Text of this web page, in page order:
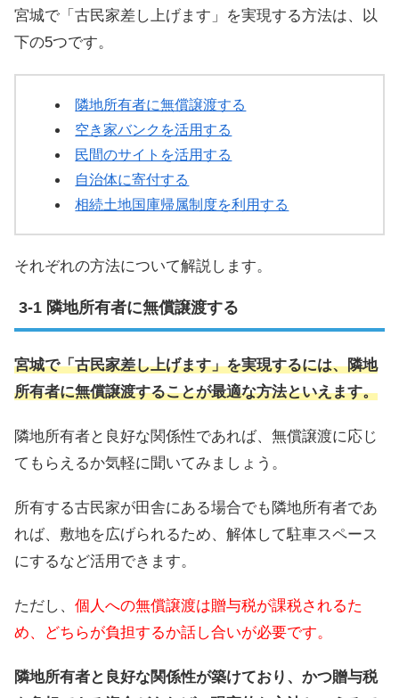
宮城で「古民家差し上げます」を実現する方法は、以
下の5つです。
隣地所有者に無償譲渡する
空き家バンクを活用する
民間のサイトを活用する
自治体に寄付する
相続土地国庫帰属制度を利用する
それぞれの方法について解説します。
隣地所有者に無償譲渡する
宮城で「古民家差し上げます」を実現するには、隣地
所有者に無償譲渡することが最適な方法といえます。
隣地所有者と良好な関係性であれば、無償譲渡に応じ
てもらえるか気軽に聞いてみましょう。
所有する古民家が田舎にある場合でも隣地所有者であ
れば、敷地を広げられるため、解体して駐車スペース
にするなど活用できます。
ただし、 個人への無償譲渡は贈与税が課税されるた
め、どちらが負担するか話し合いが必要です。
隣地所有者と良好な関係性が築けており、かつ贈与税